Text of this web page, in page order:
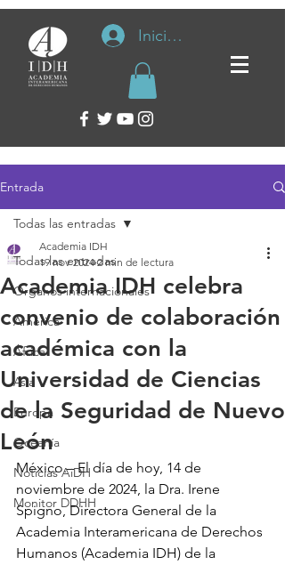
Iniciar sesión
Entrada
Todas las entradas
Organos internacionales
América
África
Asia
Europa
Oceanía
Noticias AiDH
Monitor DDHH
Todas las entradas
Academia IDH celebra
convenio de colaboración
académica con la
Universidad de Ciencias
de la Seguridad de Nuevo
León
Academia IDH
19 nov 2024 2 min de lectura
México.– El día de hoy, 14 de
noviembre de 2024, la Dra. Irene
Spigno, Directora General de la
Academia Interamericana de Derechos
Humanos (Academia IDH) de la